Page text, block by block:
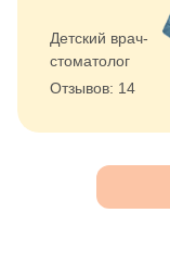
Детский врач-
стоматолог
Отзывов: 14